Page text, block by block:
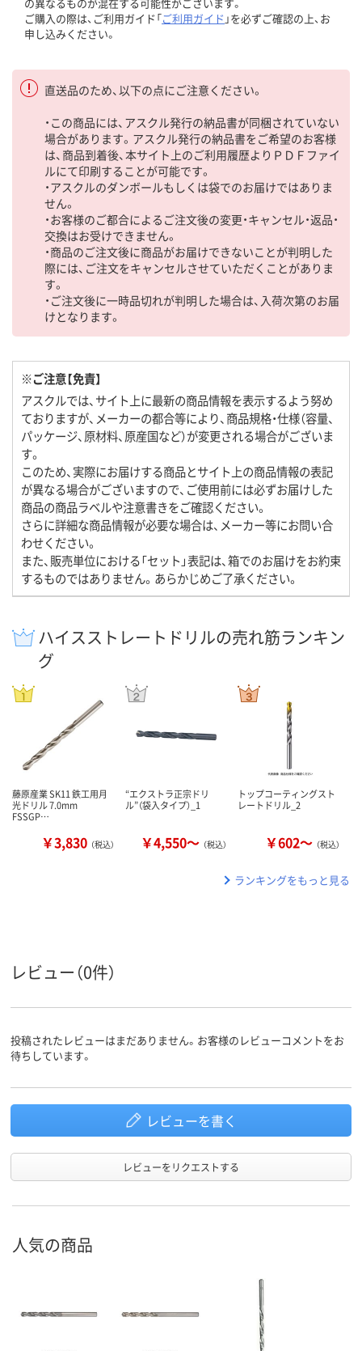
ご購入の際は、ご利用ガイド「ご利用ガイド 」を必ずご確認の上、お
申し込みください。
直送品のため、以下の点にご注意ください。
・この商品には、アスクル発行の納品書が同梱されていない
場合があります。アスクル発行の納品書をご希望のお客様
は、商品到着後、本サイト上のご利用履歴よりＰＤＦファイ
ルにて印刷することが可能です。
・アスクルのダンボールもしくは袋でのお届けではありま
せん。
・お客様のご都合によるご注文後の変更・キャンセル・返品・
交換はお受けできません。
・商品のご注文後に商品がお届けできないことが判明した
際には、ご注文をキャンセルさせていただくことがありま
す。
・ご注文後に一時品切れが判明した場合は、入荷次第のお届
けとなります。
※ご注意【免責】
アスクルでは、サイト上に最新の商品情報を表示するよう努め
ておりますが、メーカーの都合等により、商品規格・仕様（容量、
パッケージ、原材料、原産国など）が変更される場合がございま
す。
このため、実際にお届けする商品とサイト上の商品情報の表記
が異なる場合がございますので、ご使用前には必ずお届けした
商品の商品ラベルや注意書きをご確認ください。
さらに詳細な商品情報が必要な場合は、メーカー等にお問い合
わせください。
また、販売単位における「セット」表記は、箱でのお届けをお約束
するものではありません。あらかじめご了承ください。
ハイスストレートドリルの売れ筋ランキン
グ
藤原産業 SK11 鉄工用月
光ドリル 7.0mm
FSSGP…
￥3,830 （税込）
“エクストラ正宗ドリ
ル”（袋入タイプ）_1
￥4,550～ （税込）
トップコーティングスト
レートドリル_2
￥602～ （税込）
ランキングをもっと見る
レビュー（0件）
投稿されたレビューはまだありません。お客様のレビューコメントをお
待ちしています。
レビューを書く
レビューをリクエストする
人気の商品